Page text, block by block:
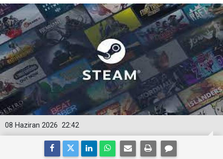
22:42
08 Haziran 2026